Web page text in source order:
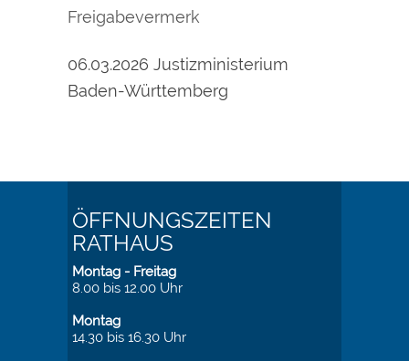
Freigabevermerk
06.03.2026 Justizministerium
Baden-Württemberg
ÖFFNUNGSZEITEN
RATHAUS
Montag - Freitag
8.00 bis 12.00 Uhr
Montag
14.30 bis 16.30 Uhr